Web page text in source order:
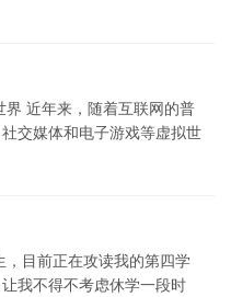
近年来，随着互联网的普
交媒体和电子游戏等虚拟世
目前正在攻读我的第四学
我不得不考虑休学一段时